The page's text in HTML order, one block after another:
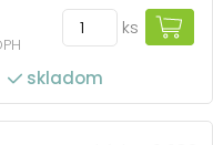
ks
skladom